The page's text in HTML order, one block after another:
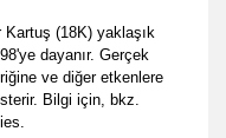
Kartuş (18K) yaklaşık
dayanır. Gerçek
ve diğer etkenlere
Bilgi için, bkz.